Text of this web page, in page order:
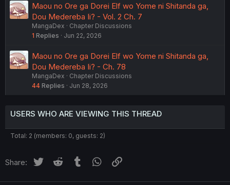
Maou no Ore ga Dorei Elf wo Yome ni Shitanda ga,
Dou Medereba Ii? - Vol. 2 Ch. 7
MangaDex
Chapter Discussions
1 Replies Jun 22, 2026
Maou no Ore ga Dorei Elf wo Yome ni Shitanda ga,
Dou Medereba Ii? - Ch. 78
MangaDex
Chapter Discussions
44 Replies Jun 28, 2026
USERS WHO ARE VIEWING THIS THREAD
Total: 2 (members: 0, guests: 2)
Share: Twitter Reddit Tumblr WhatsApp